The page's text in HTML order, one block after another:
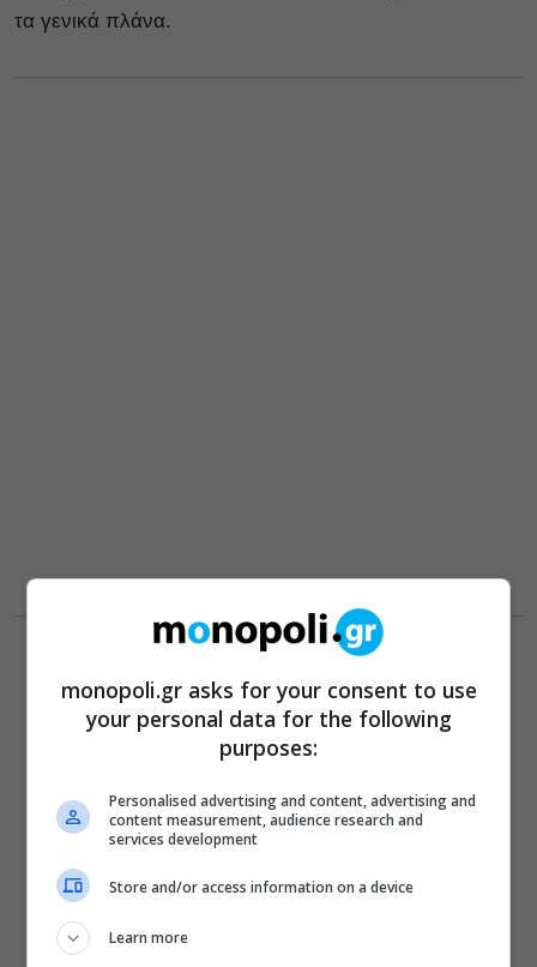
τα γενικά πλάνα.
monopoli.gr asks for your consent to use
your personal data for the following
purposes:
Personalised advertising and content, advertising and
content measurement, audience research and
services development
Store and/or access information on a device
Learn more